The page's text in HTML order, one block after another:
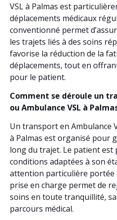
VSL à Palmas est
déplacements médicaux
conventionné permet
les trajets liés à des soins
favorise la réduction de la
déplacements, tout en
pour le patient.
Comment se déroule un
ou Ambulance VSL à
Un transport en Ambulance
à Palmas est organisé pour
long du trajet. Le patient est
conditions adaptées à son
attention particulière portée
prise en charge permet de
soins en toute tranquillité,
parcours médical.